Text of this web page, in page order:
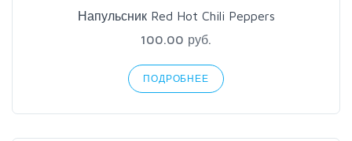
Напульсник Red Hot Chili Peppers
100.00 руб.
ПОДРОБНЕЕ